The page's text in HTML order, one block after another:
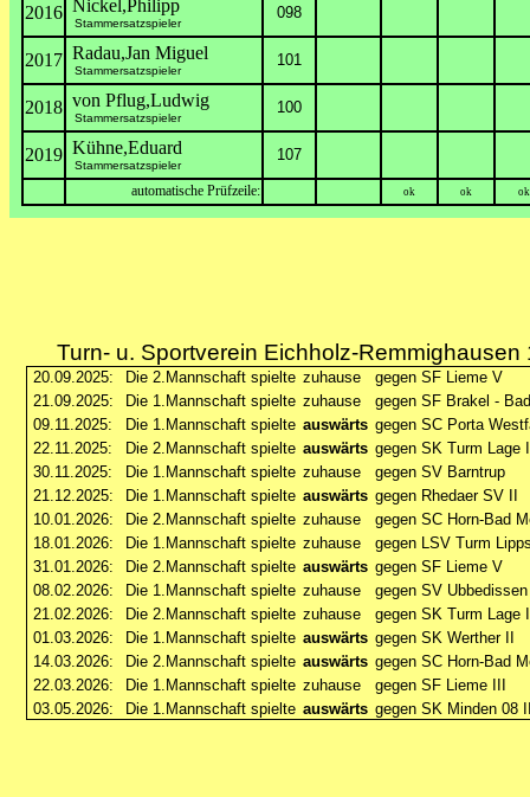
2016 Nickel,Philipp
Stammersatzspieler
098
2017 Radau,Jan Miguel
Stammersatzspieler
101
2018 von Pflug,Ludwig
Stammersatzspieler
100
2019 Kühne,Eduard
Stammersatzspieler
107
automatische Prüfzeile: ok ok ok
Turn- u. Sportverein Eichholz-Remmighausen
20.09.2025: Die 2.Mannschaft spielte zuhause
gegen SF Lieme V
21.09.2025:
Die 1.Mannschaft spielte zuhause
gegen SF Brakel -
09.11.2025:
Die 1.Mannschaft spielte auswärts gegen SC Porta
22.11.2025:
Die 2.Mannschaft spielte auswärts gegen SK Turm Lage
30.11.2025:
Die 1.Mannschaft spielte zuhause
gegen SV Barntrup
21.12.2025:
Die 1.Mannschaft spielte auswärts gegen Rhedaer SV II
10.01.2026:
Die 2.Mannschaft spielte zuhause
gegen SC Horn-Bad
18.01.2026:
Die 1.Mannschaft spielte zuhause
gegen LSV Turm
31.01.2026:
Die 2.Mannschaft spielte auswärts gegen SF Lieme V
08.02.2026:
Die 1.Mannschaft spielte zuhause
gegen SV Ubbedissen
21.02.2026:
Die 2.Mannschaft spielte zuhause
gegen SK Turm Lage
01.03.2026:
Die 1.Mannschaft spielte auswärts gegen SK Werther II
14.03.2026:
Die 2.Mannschaft spielte auswärts gegen SC Horn-Bad
22.03.2026:
Die 1.Mannschaft spielte zuhause
gegen SF Lieme III
03.05.2026:
Die 1.Mannschaft spielte auswärts gegen SK Minden 08